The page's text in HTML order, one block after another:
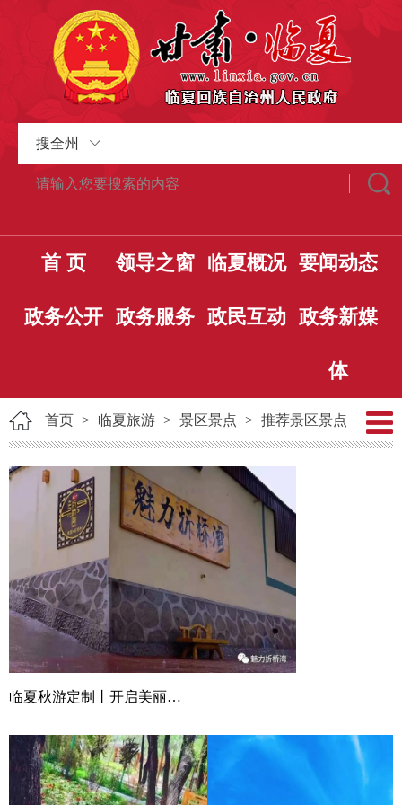
搜全州
首 页 领导之窗 临夏概况 要闻动态
政务公开 政务服务 政民互动 政务新媒
体
首页 > 临夏旅游 > 景区景点 > 推荐景区景点
临夏秋游定制丨开启美丽乡村折桥湾“沉浸式”秋游